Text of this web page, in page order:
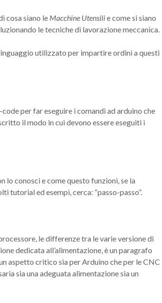
cosa siano le Macchine Utensilie come si siano
le tecniche di lavorazione meccanica.
utilizzato per impartire ordini a questi
per far eseguire i comandi ad arduino che
il modo in cui devono essere eseguiti i
lo conosci e come questo funzioni, se la
tutorial ed esempi, cerca: “passo-passo”.
le differenze tra le varie versione di
dedicata all’alimentazione, è un paragrafo
aspetto critico sia per Arduino che per le CNC
sia una adeguata alimentazione sia un